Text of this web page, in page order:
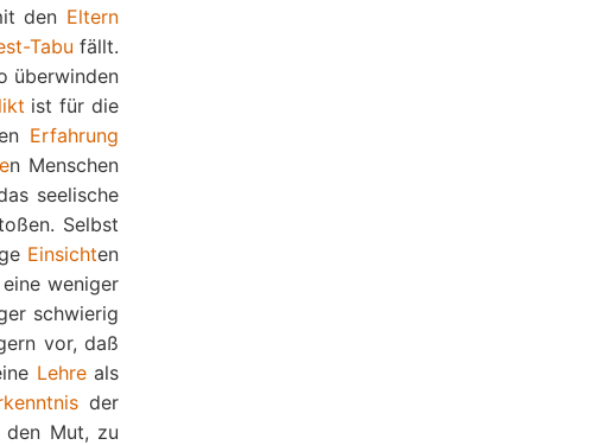
den Eltern
Tabu fällt.
überwinden
ist für die
Erfahrung
n Menschen
seelische
Selbst
Einsichten
weniger
schwierig
vor, daß
Lehreals
der
den Mut, zu